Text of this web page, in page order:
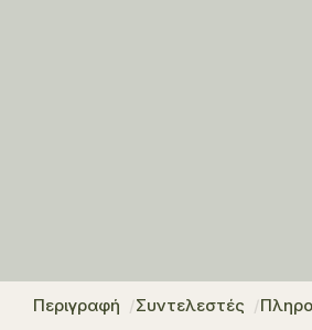
Περιγραφή Συντελεστές